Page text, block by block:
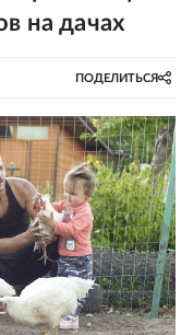
на дачах
ПОДЕЛИТЬСЯ